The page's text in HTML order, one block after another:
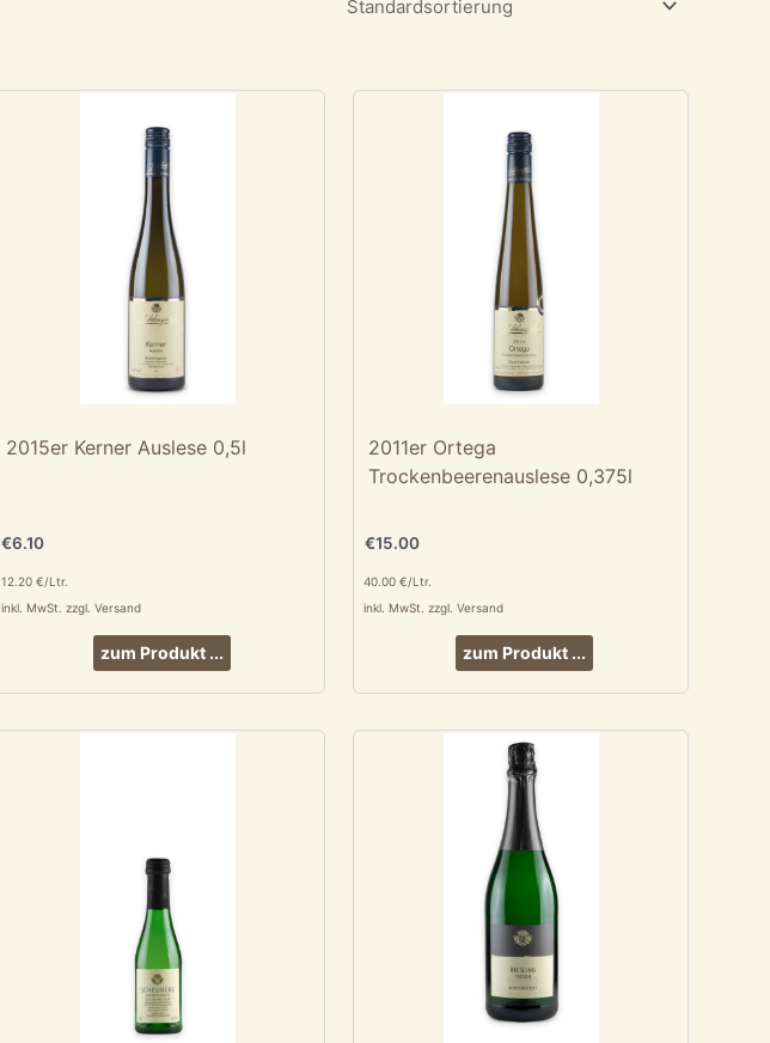
12.20 €/Ltr.
inkl. MwSt. zzgl. Versand
2015er Kerner Auslese 0,5l
€6.10
zum Produkt ...
40.00 €/Ltr.
inkl. MwSt. zzgl. Versand
2011er Ortega
Trockenbeerenauslese 0,375l
€15.00
zum Produkt ...